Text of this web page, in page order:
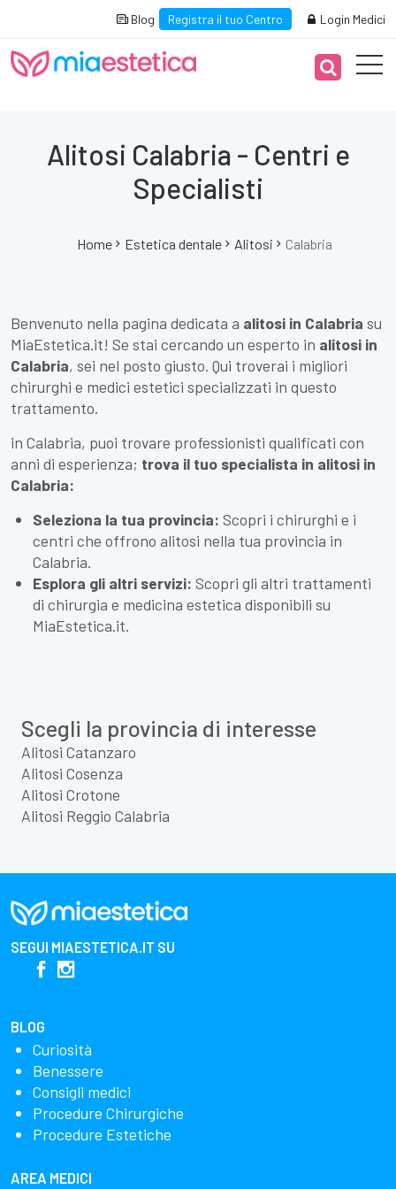
Blog Registra il tuo Centro Login Medici
Alitosi Calabria - Centri e
Specialisti
Home Estetica dentale Alitosi Calabria
Benvenuto nella pagina dedicata a alitosi in Calabria su
MiaEstetica.it! Se stai cercando un esperto in alitosi in
Calabria, sei nel posto giusto. Qui troverai i migliori
chirurghi e medici estetici specializzati in questo
trattamento.
in Calabria, puoi trovare professionisti qualificati con
anni di esperienza; trova il tuo specialista in alitosi in
Calabria:
Seleziona la tua provincia: Scopri i chirurghi e i
centri che offrono alitosi nella tua provincia in
Calabria.
Esplora gli altri servizi: Scopri gli altri trattamenti
di chirurgia e medicina estetica disponibili su
MiaEstetica.it.
Scegli la provincia di interesse
Alitosi Catanzaro
Alitosi Cosenza
Alitosi Crotone
Alitosi Reggio Calabria
SEGUI MIAESTETICA.IT SU
BLOG
Curiosità
Benessere
Consigli medici
Procedure Chirurgiche
Procedure Estetiche
AREA MEDICI